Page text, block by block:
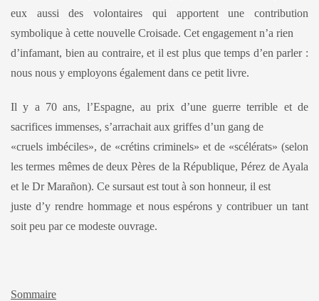
eux aussi des volontaires qui apportent une contribution
symbolique à cette nouvelle Croisade. Cet engagement n’a rien
d’infamant, bien au contraire, et il est plus que temps d’en parler :
nous nous y employons également dans ce petit livre.
Il y a 70 ans, l’Espagne, au prix d’une guerre terrible et de
sacrifices immenses, s’arrachait aux griffes d’un gang de
«cruels imbéciles», de «crétins criminels» et de «scélérats» (selon
les termes mêmes de deux Pères de la République, Pérez de Ayala
et le Dr Marañon). Ce sursaut est tout à son honneur, il est
juste d’y rendre hommage et nous espérons y contribuer un tant
soit peu par ce modeste ouvrage.
Sommaire